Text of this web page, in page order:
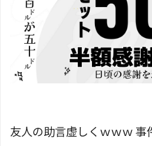
友人の助言虚しくｗｗｗ